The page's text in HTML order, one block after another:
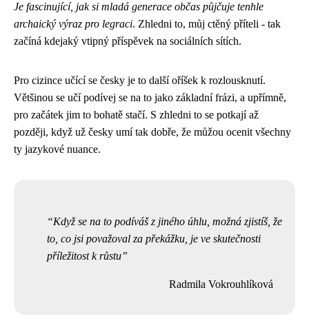
Je fascinující, jak si mladá generace občas půjčuje tenhle
archaický výraz pro legraci. Zhledni to, můj ctěný příteli - tak
začíná kdejaký vtipný příspěvek na sociálních sítích.
Pro cizince učící se česky je to další oříšek k rozlousknutí.
Většinou se učí podívej se na to jako základní frázi, a upřímně,
pro začátek jim to bohatě stačí. S zhledni to se potkají až
později, když už česky umí tak dobře, že můžou ocenit všechny
ty jazykové nuance.
Když se na to podíváš z jiného úhlu, možná zjistíš, že
to, co jsi považoval za překážku, je ve skutečnosti
příležitost k růstu
Radmila Vokrouhlíková